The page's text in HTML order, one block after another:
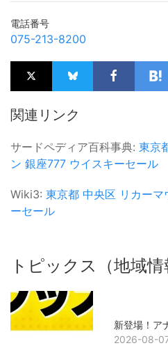
電話番号
075-213-8200
関連リンク
サードペディア百科事典: 東京
ン 銀座777 ウイスキーセール
Wiki3: 東京都 中央区 リカーマ
ーセール
トピックス（地域情
新登場！ア
2026-08-